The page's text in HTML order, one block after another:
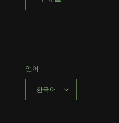
언어
한국어